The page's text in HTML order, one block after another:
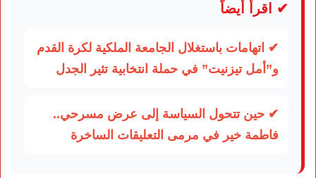
✔ اقرأ أيضاً
✔ اتهامات باستغلال الجامعة الملكية لكرة القدم
و”أمل تيزنيت” في حملة انتخابية تثير الجدل
✔ حين تتحول السياسة إلى عرض مسرحي..
فاطمة خير في مرمى التعليقات الساخرة